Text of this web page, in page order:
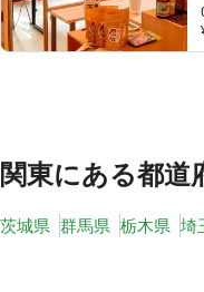
その他
関東にある都道
茨城県 群馬県 栃木県 埼